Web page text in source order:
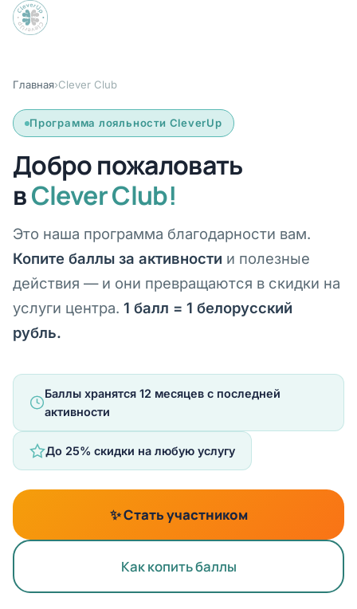
Главная›Clever Club
Программа лояльности CleverUp
Добро пожаловать
вClever Club!
Это наша программа благодарности вам.
Копите баллы за активности и полезные
действия — и они превращаются в скидки на
услуги центра. 1 балл = 1 белорусский
рубль.
Баллы хранятся 12 месяцевс последней
активности
До 25% скидки на любую услугу
✨ Стать участником
Как копить баллы